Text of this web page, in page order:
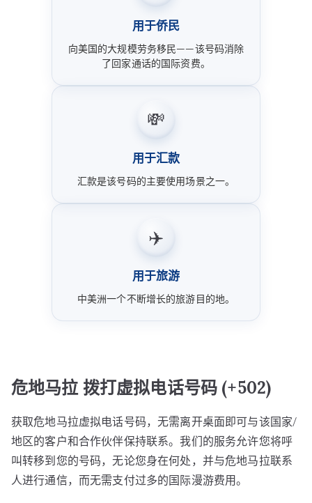
用于侨民
向美国的大规模劳务移民——该号码消除
了回家通话的国际资费。
💸
用于汇款
汇款是该号码的主要使用场景之一。
✈️
用于旅游
中美洲一个不断增长的旅游目的地。
危地马拉 拨打虚拟电话号码 (+502)
获取危地马拉虚拟电话号码，无需离开桌面即可与该国家/
地区的客户和合作伙伴保持联系。我们的服务允许您将呼
叫转移到您的号码，无论您身在何处，并与危地马拉联系
人进行通信，而无需支付过多的国际漫游费用。